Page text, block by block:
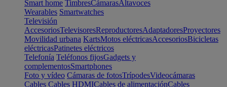
Smart home TimbresCámarasAltavoces
Wearables Smartwatches
Televisión
AccesoriosTelevisoresReproductoresAdaptadoresProyectores
Movilidad urbana KartsMotos eléctricasAccesoriosBicicletas
eléctricasPatinetes eléctricos
Telefonía Teléfonos fijosGadgets y
complementosSmartphones
Foto y vídeo Cámaras de fotosTrípodesVideocámaras
Cables Cables HDMICables de alimentaciónCables